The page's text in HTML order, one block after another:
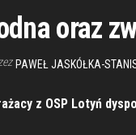
oraz
PAWEŁ JASKÓŁKA-
z OSP Lotyń